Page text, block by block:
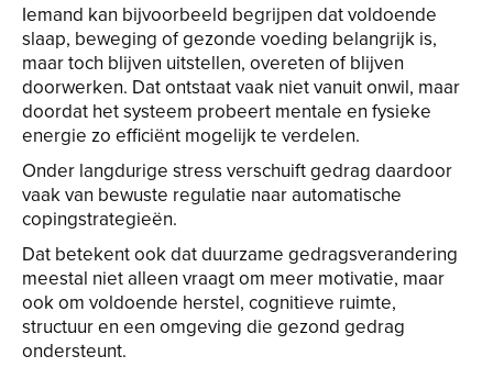
Iemand kan bijvoorbeeld begrijpen dat voldoende
slaap, beweging of gezonde voeding belangrijk is,
maar toch blijven uitstellen, overeten of blijven
doorwerken. Dat ontstaat vaak niet vanuit onwil, maar
doordat het systeem probeert mentale en fysieke
energie zo efficiënt mogelijk te verdelen.
Onder langdurige stress verschuift gedrag daardoor
vaak van bewuste regulatie naar automatische
copingstrategieën.
Dat betekent ook dat duurzame gedragsverandering
meestal niet alleen vraagt om meer motivatie, maar
ook om voldoende herstel, cognitieve ruimte,
structuur en een omgeving die gezond gedrag
ondersteunt.